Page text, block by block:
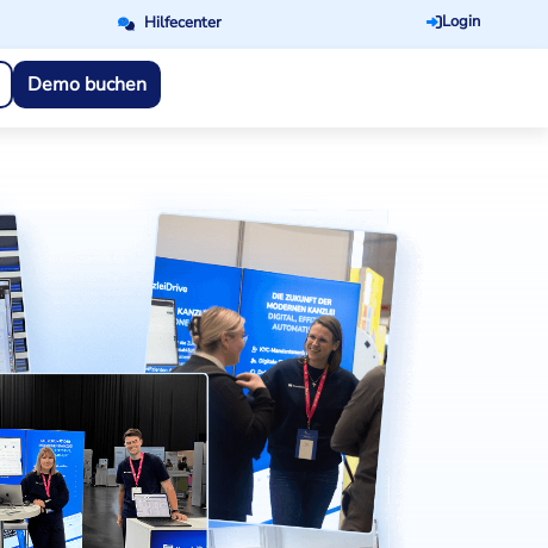
Hilfecenter Login
Demo buchen